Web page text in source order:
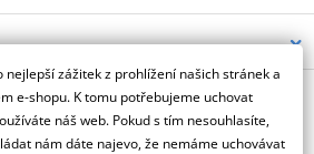
DAELIM S1 125 C/SMOKE
nejlepší zážitek z prohlížení našich stránek a
e-shopu. K tomu potřebujeme uchovat
náš web. Pokud s tím nesouhlasíte,
nám dáte najevo, že nemáme uchovávat